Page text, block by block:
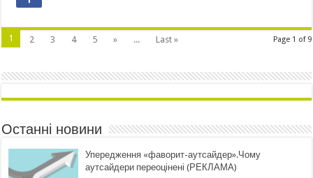
Page 1 of 9
1 2 3 4 5 » ... Last »
Останні новини
Упередження «фаворит-аутсайдер».Чому
аутсайдери переоцінені (РЕКЛАМА)